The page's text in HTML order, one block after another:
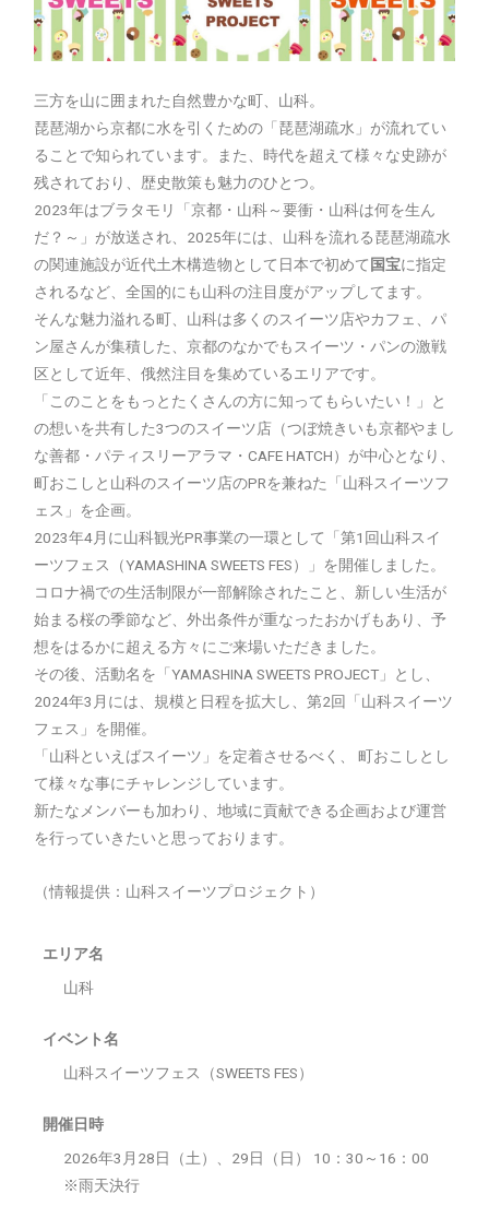
三方を山に囲まれた自然豊かな町、山科。
琵琶湖から京都に水を引くための「琵琶湖疏水」が流れてい
ることで知られています。また、時代を超えて様々な史跡が
残されており、歴史散策も魅力のひとつ。
2023年はブラタモリ「京都・山科～要衝・山科は何を生ん
だ？～」が放送され、2025年には、山科を流れる琵琶湖疏水
の関連施設が近代土木構造物として日本で初めて 国宝に指定
されるなど、全国的にも山科の注目度がアップしてます。
そんな魅力溢れる町、山科は多くのスイーツ店やカフェ、パ
ン屋さんが集積した、京都のなかでもスイーツ・パンの激戦
区として近年、俄然注目を集めているエリアです。
「このことをもっとたくさんの方に知ってもらいたい！」と
の想いを共有した3つのスイーツ店（つぼ焼きいも京都やまし
な善都・パティスリーアラマ・CAFE HATCH）が中心となり、
町おこしと山科のスイーツ店のPRを兼ねた「山科スイーツフ
ェス」を企画。
2023年4月に山科観光PR事業の一環として「第1回山科スイ
ーツフェス（YAMASHINA SWEETS FES）」を開催しました。
コロナ禍での生活制限が一部解除されたこと、新しい生活が
始まる桜の季節など、外出条件が重なったおかげもあり、予
想をはるかに超える方々にご来場いただきました。
その後、活動名を「YAMASHINA SWEETS PROJECT」とし、
2024年3月には、規模と日程を拡大し、第2回「山科スイーツ
フェス」を開催。
「山科といえばスイーツ」を定着させるべく、 町おこしとし
て様々な事にチャレンジしています。
新たなメンバーも加わり、地域に貢献できる企画および運営
を行っていきたいと思っております。
（情報提供：山科スイーツプロジェクト）
エリア名
山科
イベント名
山科スイーツフェス（SWEETS FES）
開催日時
2026年3月28日（土）、29日（日） 10：30～16：00
※雨天決行